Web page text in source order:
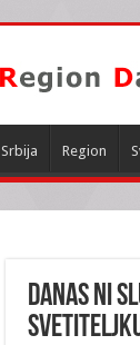
Srbija Region
DANAS NI